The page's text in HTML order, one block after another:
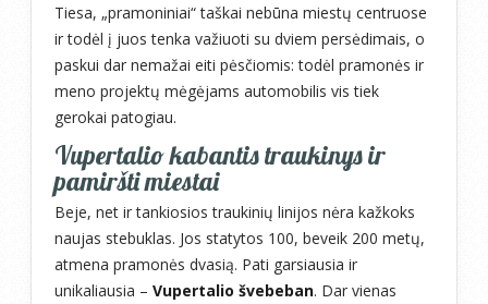
Tiesa, „pramoniniai“ taškai nebūna miestų centruose
ir todėl į juos tenka važiuoti su dviem persėdimais, o
paskui dar nemažai eiti pėsčiomis: todėl pramonės ir
meno projektų mėgėjams automobilis vis tiek
gerokai patogiau.
Vupertalio kabantis traukinys ir
pamiršti miestai
Beje, net ir tankiosios traukinių linijos nėra kažkoks
naujas stebuklas. Jos statytos 100, beveik 200 metų,
atmena pramonės dvasią. Pati garsiausia ir
unikaliausia – Vupertalio švebeban. Dar vienas